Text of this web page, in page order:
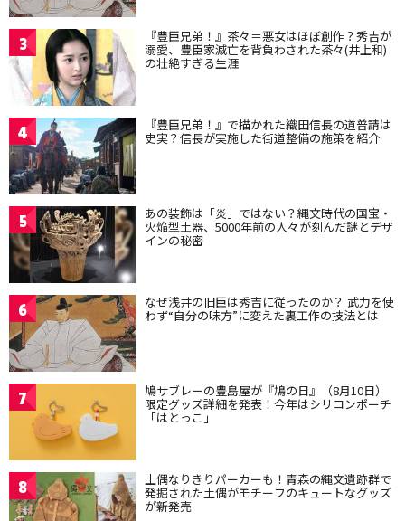
3 『豊臣兄弟！』茶々＝悪女はほぼ創作？秀吉が
溺愛、豊臣家滅亡を背負わされた茶々(井上和)
の壮絶すぎる生涯
4 『豊臣兄弟！』で描かれた織田信長の道普請は
史実？信長が実施した街道整備の施策を紹介
5 あの装飾は「炎」ではない？縄文時代の国宝・
火焔型土器、5000年前の人々が刻んだ謎とデザ
インの秘密
6 なぜ浅井の旧臣は秀吉に従ったのか？ 武力を使
わず“自分の味方”に変えた裏工作の技法とは
7 鳩サブレーの豊島屋が『鳩の日』（8月10日）
限定グッズ詳細を発表！今年はシリコンポーチ
「はとっこ」
8 土偶なりきりパーカーも！青森の縄文遺跡群で
発掘された土偶がモチーフのキュートなグッズ
が新発売